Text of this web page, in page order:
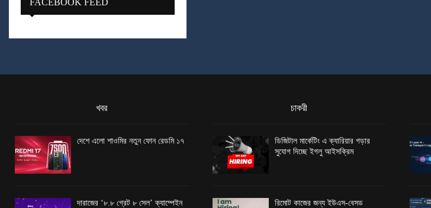
FACEBOOK FEED
খবর
দেশে এলো শাওমির নতুন ফোন রেডমি ১৭
দারাজের ‘৮.৮ গ্রেট ৮ সেল’ ক্যাম্পেইন
চাকরী
ডিজিটাল মার্কেটিং এ ক্যারিয়ার গড়ার
সুযোগ দিচ্ছে ইগলু আইসক্রিম
রিমোট কাজের জন্য ইউএস-বেসড